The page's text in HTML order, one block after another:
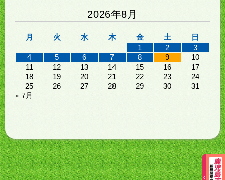
2026年8月
月 火 水 木 金 土
日
1
2
3
4
5 6 7 8 9
10
11
12 13 14 15 16
17
18
19 20 21 22 23
24
25
26 27 28 29 30 31
« 7月